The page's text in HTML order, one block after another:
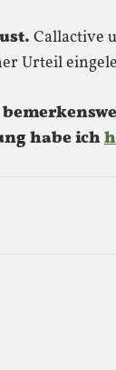
Callactive
Urteil
habe ich